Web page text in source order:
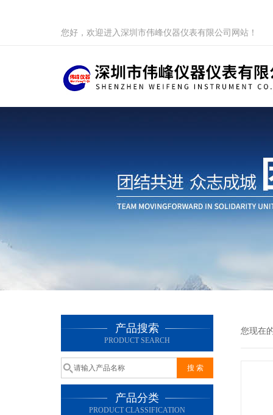
您好，欢迎进入深圳市伟峰仪器仪表有限公司网站！
产品搜索
PRODUCT SEARCH
产品分类
PRODUCT CLASSIFICATION
您现在